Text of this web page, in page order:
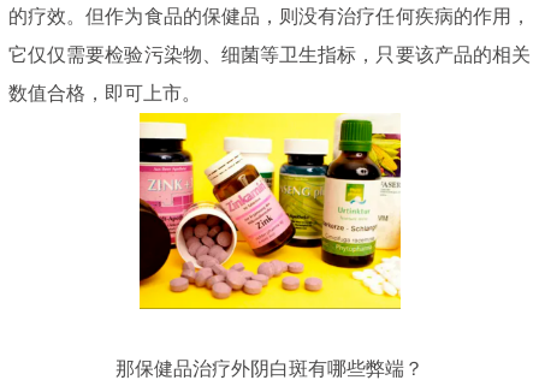
的疗效。但作为食品的保健品，则没有治疗任何疾病的作用，
它仅仅需要检验污染物、细菌等卫生指标，只要该产品的相关
数值合格，即可上市。
那保健品治疗外阴白斑有哪些弊端？